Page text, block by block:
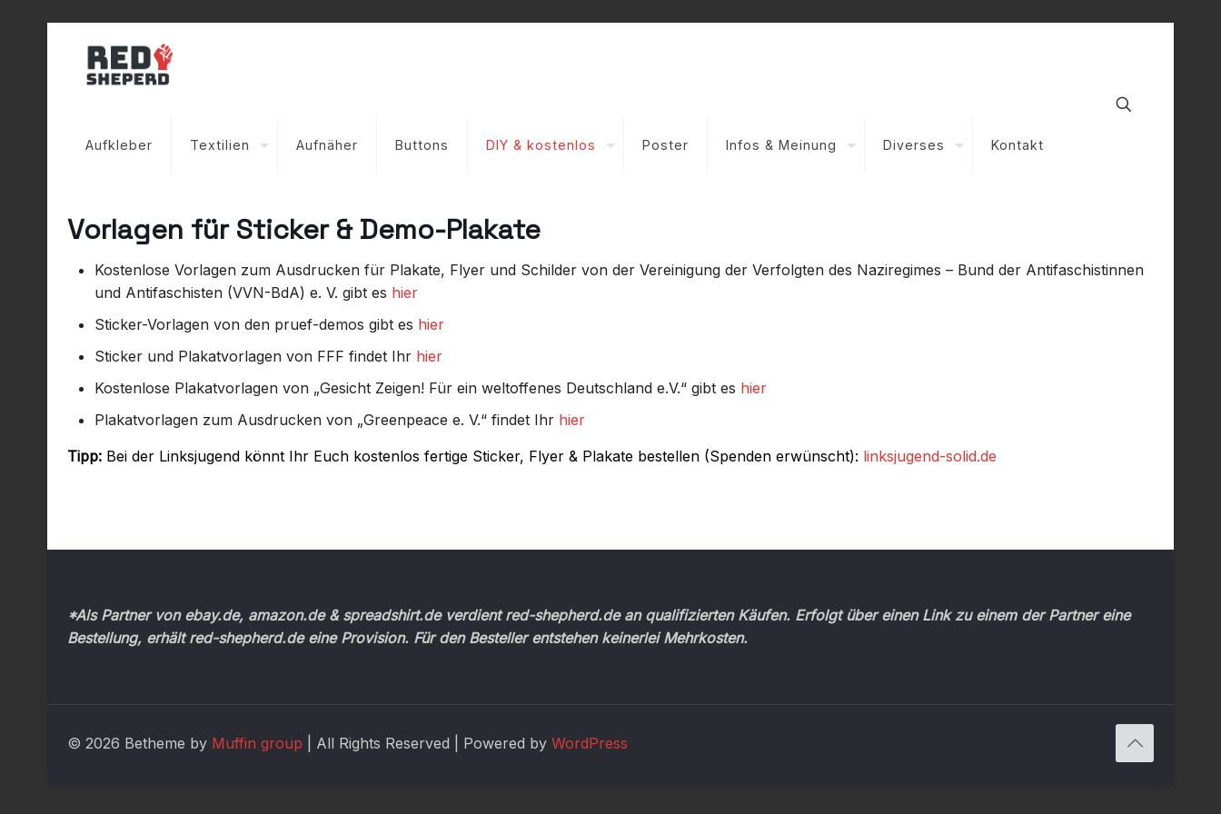
Aufkleber Textilien Aufnäher Buttons DIY & kostenlos Poster Infos & Meinung Diverses Kontakt
Vorlagen für Sticker & Demo-Plakate
Kostenlose Vorlagen zum Ausdrucken für Plakate, Flyer und Schilder von der Vereinigung der Verfolgten des Naziregimes – Bund der Antifaschistinnen
und Antifaschisten (VVN-BdA) e. V. gibt es hier
Sticker-Vorlagen von den pruef-demos gibt es hier
Sticker und Plakatvorlagen von FFF findet Ihr hier
Kostenlose Plakatvorlagen von „Gesicht Zeigen! Für ein weltoffenes Deutschland e.V.“ gibt es hier
Plakatvorlagen zum Ausdrucken von „Greenpeace e. V.“ findet Ihr hier
Tipp: Bei der Linksjugend könnt Ihr Euch kostenlos fertige Sticker, Flyer & Plakate bestellen (Spenden erwünscht): linksjugend-solid.de
*Als Partner von ebay.de, amazon.de & spreadshirt.de verdient red-shepherd.de an qualifizierten Käufen. Erfolgt über einen Link zu einem der Partner eine
Bestellung, erhält red-shepherd.de eine Provision. Für den Besteller entstehen keinerlei Mehrkosten.
© 2026 Betheme by Muffin group | All Rights Reserved | Powered by WordPress